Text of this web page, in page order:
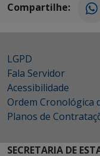
Compartilhe:
LGPD
Fala Servidor
Acessibilidade
Ordem Cronológica
Planos de
SECRETARIA DE